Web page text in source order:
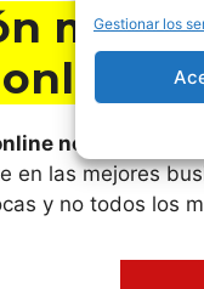
Gestionar los
no siempre y
en las mejores
y no todos los